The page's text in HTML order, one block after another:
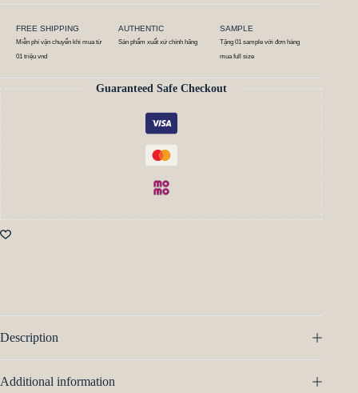
FREE SHIPPING
Miễn phí vận chuyển khi mua từ
01 triệu vnd
AUTHENTIC
Sản phẩm xuất xứ chính hãng
SAMPLE
Tặng 01 sample với đơn hàng
mua full size
Guaranteed Safe Checkout
Description
Additional information